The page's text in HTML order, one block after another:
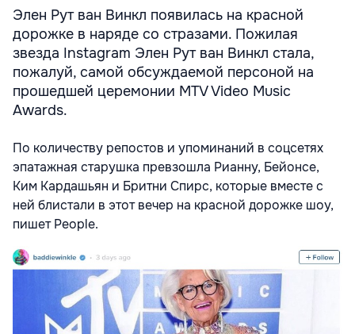
Элен Рут ван Винкл появилась на красной
дорожке в наряде со стразами. Пожилая
звезда Instagram Элен Рут ван Винкл стала,
пожалуй, самой обсуждаемой персоной на
прошедшей церемонии MTV Video Music
Awards.
По количеству репостов и упоминаний в соцсетях
эпатажная старушка превзошла Рианну, Бейонсе,
Ким Кардашьян и Бритни Спирс, которые вместе с
ней блистали в этот вечер на красной дорожке шоу,
пишет People.